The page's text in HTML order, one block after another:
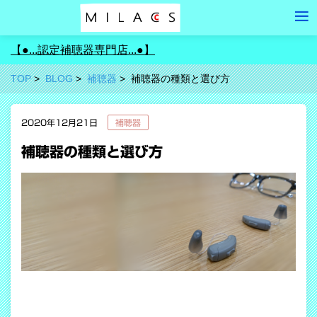
【●...認定補聴器専門店...●】
TOP BLOG 補聴器 補聴器の種類と選び方
2020年12月21日 補聴器
補聴器の種類と選び方